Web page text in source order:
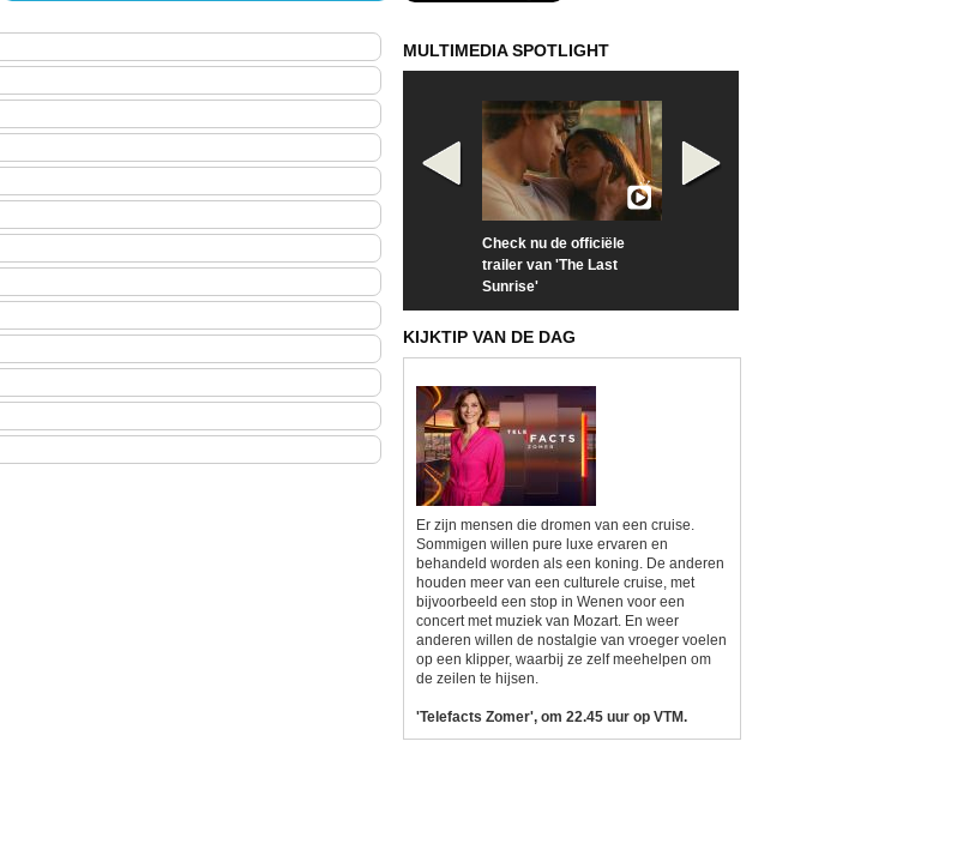
MULTIMEDIA SPOTLIGHT
Check nu de officiële
trailer van 'The Last
Sunrise'
KIJKTIP VAN DE DAG
Er zijn mensen die dromen van een cruise.
Sommigen willen pure luxe ervaren en
behandeld worden als een koning. De anderen
houden meer van een culturele cruise, met
bijvoorbeeld een stop in Wenen voor een
concert met muziek van Mozart. En weer
anderen willen de nostalgie van vroeger voelen
op een klipper, waarbij ze zelf meehelpen om
de zeilen te hijsen.
'Telefacts Zomer', om 22.45 uur op VTM.